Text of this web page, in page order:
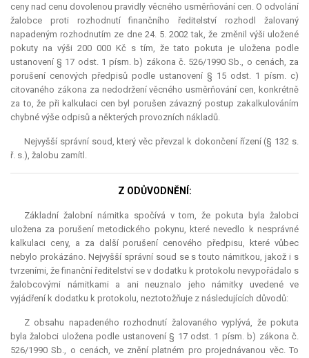
ceny nad cenu dovolenou pravidly věcného usměrňování cen. O odvolání
žalobce proti rozhodnutí finančního ředitelství rozhodl žalovaný
napadeným rozhodnutím ze dne 24. 5. 2002 tak, že změnil výši uložené
pokuty na výši 200 000 Kč s tím, že tato pokuta je uložena podle
ustanovení § 17 odst. 1 písm. b) zákona č. 526/1990 Sb., o cenách, za
porušení cenových předpisů podle ustanovení § 15 odst. 1 písm. c)
citovaného zákona za nedodržení věcného usměrňování cen, konkrétně
za to, že při kalkulaci cen byl porušen závazný postup zakalkulováním
chybné výše odpisů a některých provozních nákladů.
Nejvyšší správní soud, který věc převzal k dokončení řízení (§ 132 s.
ř. s.), žalobu zamítl.
Z ODŮVODNĚNÍ:
Základní žalobní námitka spočívá v tom, že pokuta byla žalobci
uložena za porušení metodického pokynu, které nevedlo k nesprávné
kalkulaci ceny, a za další porušení cenového předpisu, které vůbec
nebylo prokázáno. Nejvyšší správní soud se s touto námitkou, jakož i s
tvrzeními, že finanční ředitelství se v dodatku k protokolu nevypořádalo s
žalobcovými námitkami a ani neuznalo jeho námitky uvedené ve
vyjádření k dodatku k protokolu, neztotožňuje z následujících důvodů:
Z obsahu napadeného rozhodnutí žalovaného vyplývá, že pokuta
byla žalobci uložena podle ustanovení § 17 odst. 1 písm. b) zákona č.
526/1990 Sb., o cenách, ve znění platném pro projednávanou věc. To